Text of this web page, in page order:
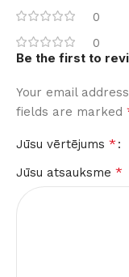
0
0
Be the first to
Your email
fields are marked
Jūsu vērtējums *
Jūsu atsauksme *